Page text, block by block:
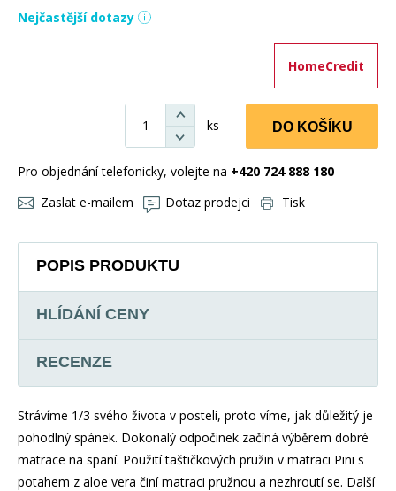
Nejčastější dotazy
HomeCredit
ks DO KOŠÍKU
Pro objednání telefonicky, volejte na +420 724 888 180
Zaslat e-mailem
Dotaz prodejci Tisk
POPIS PRODUKTU
HLÍDÁNÍ CENY
RECENZE
Strávíme 1/3 svého života v posteli, proto víme, jak důležitý je
pohodlný spánek. Dokonalý odpočinek začíná výběrem dobré
matrace na spaní. Použití taštičkových pružin v matraci Pini s
potahem z aloe vera činí matraci pružnou a nezhroutí se. Další